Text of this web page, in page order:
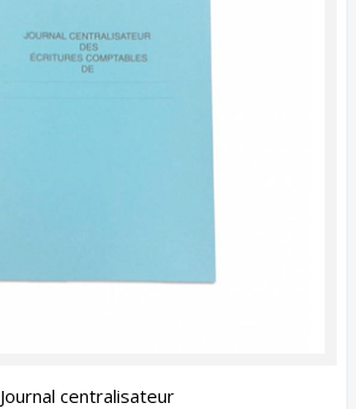
Journal centralisateur